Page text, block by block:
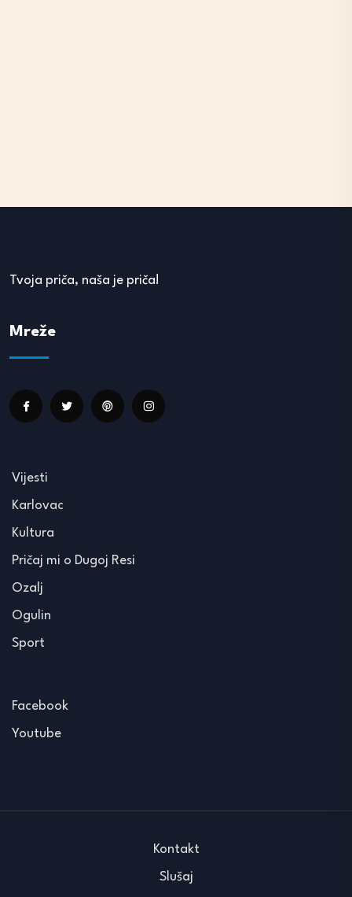
Tvoja priča, naša je priča!
Mreže
Vijesti
Karlovac
Kultura
Pričaj mi o Dugoj Resi
Ozalj
Ogulin
Sport
Facebook
Youtube
Kontakt
Slušaj